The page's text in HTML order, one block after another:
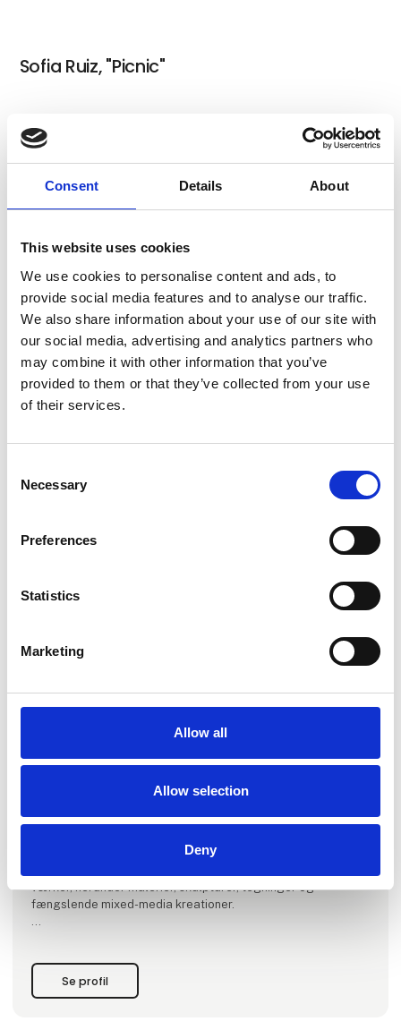
Consent Details About
This website uses cookies
We use cookies to personalise content and ads, to
provide social media features and to analyse our traffic.
We also share information about your use of our site with
our social media, advertising and analytics partners who
may combine it with other information that you’ve
provided to them or that they’ve collected from your use
of their services.
Selection
Necessary
Preferences
Statistics
Marketing
Allow all
Allow selection
Deny
Sofia Ruiz, "Picnic"
Sofia Ruiz, "Maybe I can change"
Nick Grindrod, "Overflow"
Sofia Ruiz, "Adaptation"
SPACE / 宇宙 er et nutidigt kunstgalleri, etableret i 2022 af
kunstentusiast og samler Ronald Hofman.
Vi er stolte af at fremvise en eklektisk blanding af dansk og
værker, herunder malerier, skulpturer, tegninger og
fængslende mixed-media kreationer.
Ud over at være en platform for kunstelskere tilbyder vi
Se profil